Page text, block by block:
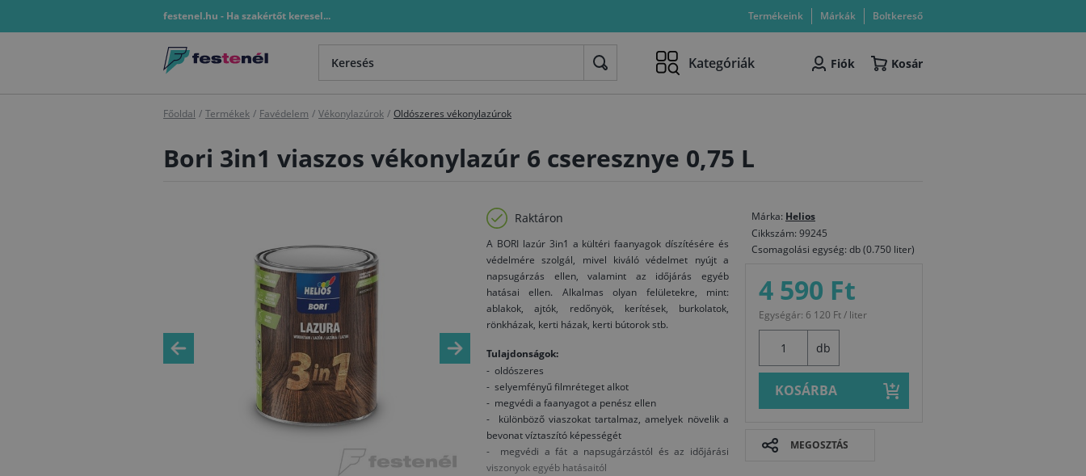
festenel.hu - Ha szakértőt keresel... Termékeink Márkák Boltkereső
Kategóriák Fiók Kosár
Főoldal / Termékek / Favédelem / Vékonylazúrok / Oldószeres vékonylazúrok
Bori 3in1 viaszos vékonylazúr 6 cseresznye 0,75 L
Raktáron
A BORI lazúr 3in1 a kültéri faanyagok díszítésére és
védelmére szolgál, mivel kiváló védelmet nyújt a
napsugárzás ellen, valamint az időjárás egyéb
hatásai ellen. Alkalmas olyan felületekre, mint:
ablakok, ajtók, redőnyök, kerítések, burkolatok,
rönkházak, kerti házak, kerti bútorok stb.
Tulajdonságok:
- oldószeres
- selyemfényű filmréteget alkot
- megvédi a faanyagot a penész ellen
- különböző viaszokat tartalmaz, amelyek növelik a
bevonat víztaszító képességét
- megvédi a fát a napsugárzástól és az időjárási
viszonyok egyéb hatásaitól
Márka: Helios
Cikkszám: 99245
Csomagolási egység: db (0.750 liter)
4 590 Ft
Egységár: 6 120 Ft / liter
db
KOSÁRBA
MEGOSZTÁS